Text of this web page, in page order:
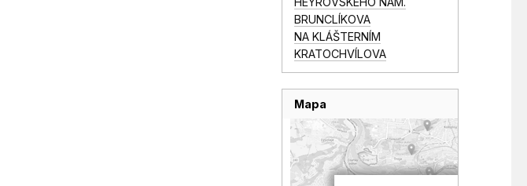
BRUNCLÍKOVA
NA KLÁŠTERNÍM
KRATOCHVÍLOVA
Mapa